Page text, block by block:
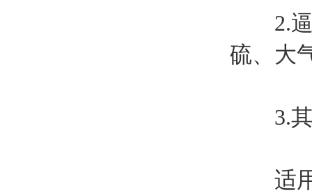
2.逼
硫、大
3.其
适用